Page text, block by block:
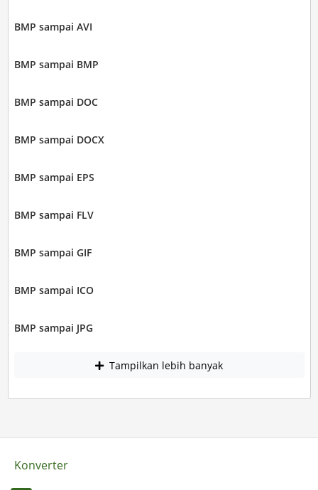
BMP sampai AVI
BMP sampai BMP
BMP sampai DOC
BMP sampai DOCX
BMP sampai EPS
BMP sampai FLV
BMP sampai GIF
BMP sampai ICO
BMP sampai JPG
Tampilkan lebih banyak
Konverter